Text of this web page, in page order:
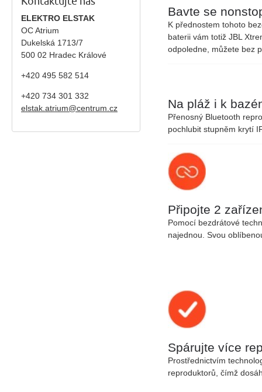
Bavte se
K přednostem tohoto
baterii vám totiž JBL
odpoledne, můžete bez
Na pláž i k
Přenosný Bluetooth
pochlubit stupněm krytí
Připojte 2
Pomocí bezdrátové
najednou . Svou
Spárujte více
Prostřednictvím
reproduktorů , čímž
ELEKTRO ELSTAK
OC Atrium
Dukelská 1713/7
500 02 Hradec Králové
+420 495 582 514
+420 734 301 332
elstak.atrium@centrum.cz